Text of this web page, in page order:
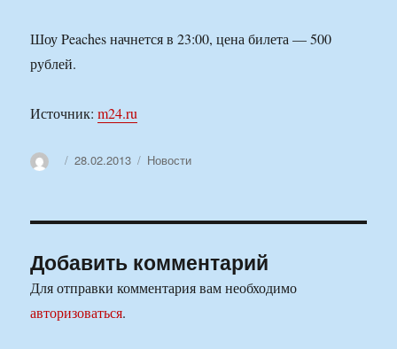
Шоу Peaches начнется в 23:00, цена билета — 500
рублей.
Источник:m24.ru
АвторОпубликовано
28.02.2013 Рубрики
Новости
Добавить комментарий
Для отправки комментария вам необходимо
авторизоваться.